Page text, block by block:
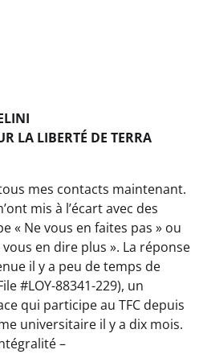
LA LIBERTÉ DE TERRA
mes contacts maintenant.
mis à l’écart avec des
« Ne vous en faites pas » ou
en dire plus ». La réponse
il y a peu de temps de
#LOY-88341-229), un
qui participe au TFC depuis
universitaire il y a dix mois.
–